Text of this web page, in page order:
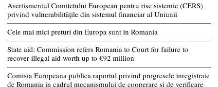
Avertismentul Comitetului European pentru risc sistemic (CERS)
privind vulnerabilitățile din sistemul financiar al Uniunii
Cele mai mici preturi din Europa sunt in Romania
State aid: Commission refers Romania to Court for failure to
recover illegal aid worth up to €92 million
Comisia Europeana publica raportul privind progresele inregistrate
de Romania in cadrul mecanismului de cooperare si de verificare